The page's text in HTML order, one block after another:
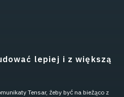
lepiej i z większą
Tensar, żeby być na bieżąco z